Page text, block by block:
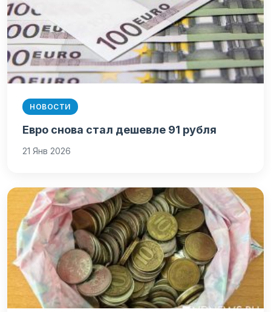
НОВОСТИ
Евро снова стал дешевле 91 рубля
21 Янв 2026